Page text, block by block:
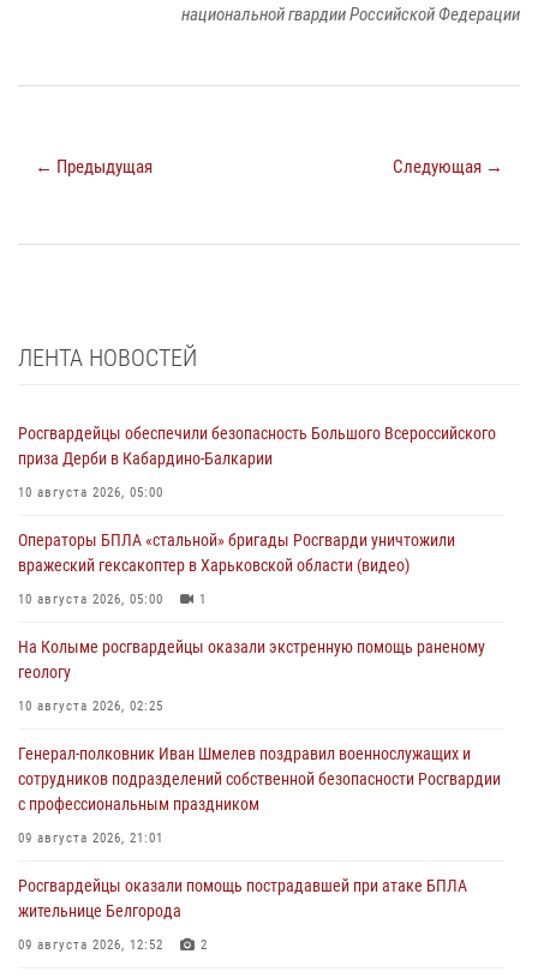
национальной гвардии Российской Федерации
← Предыдущая Следующая →
ЛЕНТА НОВОСТЕЙ
Росгвардейцы обеспечили безопасность Большого Всероссийского
приза Дерби в Кабардино-Балкарии
10 августа 2026, 05:00
Операторы БПЛА «стальной» бригады Росгварди уничтожили
вражеский гексакоптер в Харьковской области (видео)
10 августа 2026, 05:00 1
На Колыме росгвардейцы оказали экстренную помощь раненому
геологу
10 августа 2026, 02:25
Генерал-полковник Иван Шмелев поздравил военнослужащих и
сотрудников подразделений собственной безопасности Росгвардии
с профессиональным праздником
09 августа 2026, 21:01
Росгвардейцы оказали помощь пострадавшей при атаке БПЛА
жительнице Белгорода
09 августа 2026, 12:52 2